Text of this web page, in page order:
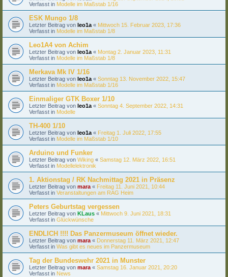
Verfasst in Modelle im Maßstab 1/16
ESK Mungo 1/8
Letzter Beitrag von leo1a « Mittwoch 15. Februar 2023, 17:36
Verfasst in Modelle im Maßstab 1/8
Leo1A4 von Achim
Letzter Beitrag von leo1a « Montag 2. Januar 2023, 11:31
Verfasst in Modelle im Maßstab 1/8
Merkava Mk IV 1/16
Letzter Beitrag von leo1a « Sonntag 13. November 2022, 15:47
Verfasst in Modelle im Maßstab 1/16
Einmaliger GTK Boxer 1/10
Letzter Beitrag von leo1a « Sonntag 4. September 2022, 14:31
Verfasst in Modelle
TH-400 1/10
Letzter Beitrag von leo1a « Freitag 1. Juli 2022, 17:55
Verfasst in Modelle im Maßstab 1/10
Arduino und Funker
Letzter Beitrag von Wiking « Samstag 12. März 2022, 16:51
Verfasst in Modellelektronik
1. Aktionstag / RK Nachmittag 2021 in Präsenz
Letzter Beitrag von mara « Freitag 11. Juni 2021, 10:44
Verfasst in Veranstaltungen am RAG Heim
Peters Geburtstag vergessen
Letzter Beitrag von KLaus « Mittwoch 9. Juni 2021, 18:31
Verfasst in Glückwünsche
ENDLICH !!!! Das Panzermuseum öffnet wieder.
Letzter Beitrag von mara « Donnerstag 11. März 2021, 12:47
Verfasst in Was gibt es neues im Panzermuseum
Tag der Bundeswehr 2021 in Munster
Letzter Beitrag von mara « Samstag 16. Januar 2021, 20:20
Verfasst in News